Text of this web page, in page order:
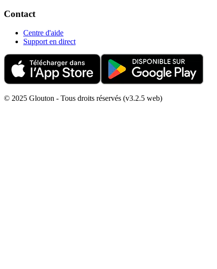
Contact
Centre d'aide
Support en direct
© 2025 Glouton - Tous droits réservés (v3.2.5 web)